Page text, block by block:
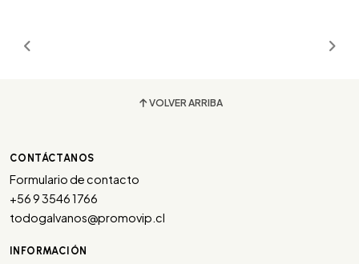
VOLVER ARRIBA
CONTÁCTANOS
Formulario de contacto
+56 9 3546 1766
todogalvanos@promovip.cl
INFORMACIÓN